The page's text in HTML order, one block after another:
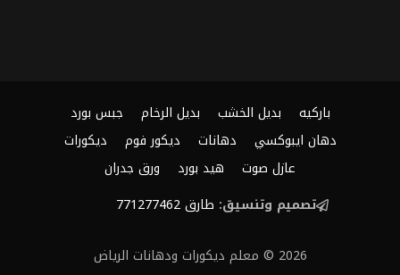
باركيه بديل الخشب بديل الرخام
جبس بورد
دهان ايبوكسي
دهانات ديكور فوم
ديكورات
عازل صوت
هيد بورد
ورق جدران
تصميم وتنسيق: طارق 771277462
2026 © معلم ديكورات ودهانات الرياض